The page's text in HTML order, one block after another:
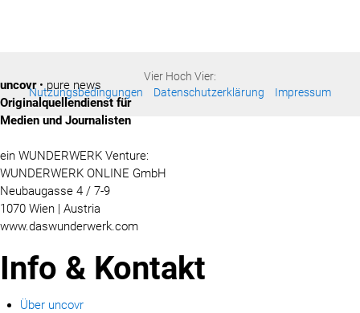
Vier Hoch Vier:
Nutzungsbedingungen
Datenschutzerklärung Impressum
uncovr• pure news
Originalquellendienst für
Medien und Journalisten
ein WUNDERWERK Venture:
WUNDERWERK ONLINE GmbH
Neubaugasse 4 / 7-9
1070 Wien | Austria
www.daswunderwerk.com
Info & Kontakt
Über uncovr